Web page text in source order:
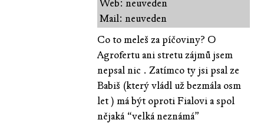
Web: neuveden
Mail: neuveden
Co to meleš za píčoviny? O
Agrofertu ani stretu zájmů jsem
nepsal nic . Zatímco ty jsi psal ze
Babiš (který vládl už bezmála osm
let ) má být oproti Fialovi a spol
nějaká “velká neznámá”